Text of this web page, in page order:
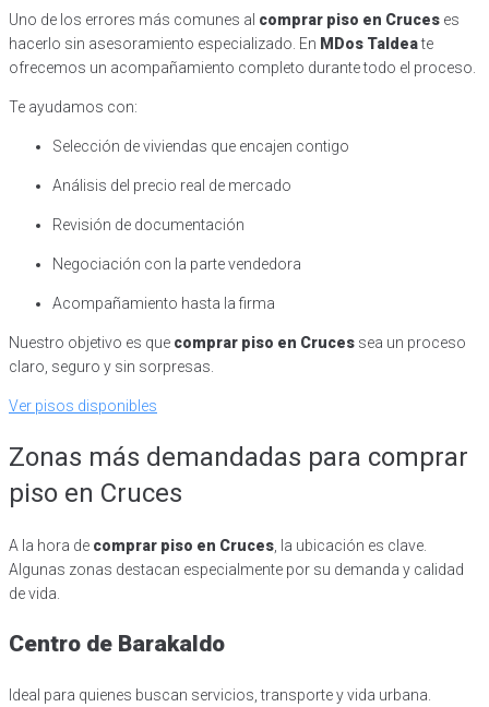
Uno de los errores más comunes al comprar piso en Cruces es
hacerlo sin asesoramiento especializado. En MDos Taldeate
ofrecemos un acompañamiento completo durante todo el proceso.
Te ayudamos con:
Selección de viviendas que encajen contigo
Análisis del precio real de mercado
Revisión de documentación
Negociación con la parte vendedora
Acompañamiento hasta la firma
Nuestro objetivo es que comprar piso en Cruces sea un proceso
claro, seguro y sin sorpresas.
Ver pisos disponibles
Zonas más demandadas para comprar
piso en Cruces
A la hora de comprar piso en Cruces , la ubicación es clave.
Algunas zonas destacan especialmente por su demanda y calidad
de vida.
Centro de Barakaldo
Ideal para quienes buscan servicios, transporte y vida urbana.